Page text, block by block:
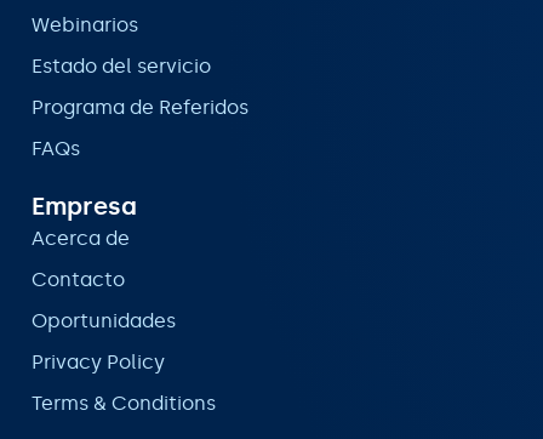
Webinarios
Estado del servicio
Programa de Referidos
FAQs
Empresa
Acerca de
Contacto
Oportunidades
Privacy Policy
Terms & Conditions